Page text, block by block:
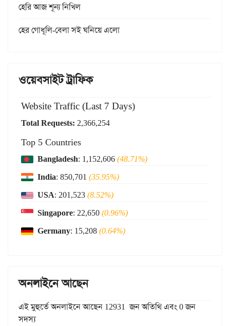
হেরি আজ শূন্য নিখিল
হের গোধূলি-বেলা সই ঘনিয়ে এলো
ওয়েবসাইট ট্রাফিক
Website Traffic (Last 7 Days)
Total Requests: 2,366,254
Top 5 Countries
Bangladesh: 1,152,606(48.71%)
India: 850,701 (35.95%)
USA: 201,523(8.52%)
Singapore: 22,650(0.96%)
Germany: 15,208(0.64%)
অনলাইনে আছেন
এই মুহুর্তে অনলাইনে আছেন 12931 জন অতিথি এবং 0 জন
সদস্য